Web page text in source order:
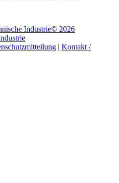
Industrie© 2026
| Kontakt /